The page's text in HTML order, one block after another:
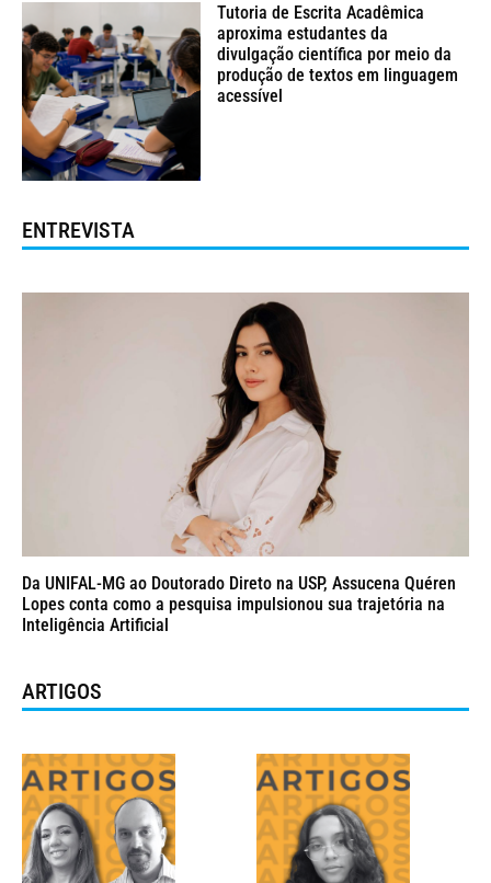
Tutoria de Escrita Acadêmica
aproxima estudantes da
divulgação científica por meio da
produção de textos em linguagem
acessível
ENTREVISTA
Da UNIFAL-MG ao Doutorado Direto na USP, Assucena Quéren
Lopes conta como a pesquisa impulsionou sua trajetória na
Inteligência Artificial
ARTIGOS